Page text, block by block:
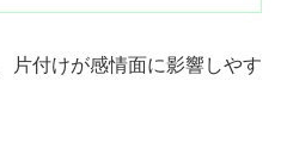
片付けが感情面に影響しやす